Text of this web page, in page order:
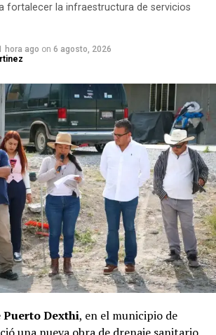
fortalecer la infraestructura de servicios
hora ago on 6 agosto, 2026
Puerto Dexthi, en el municipio de